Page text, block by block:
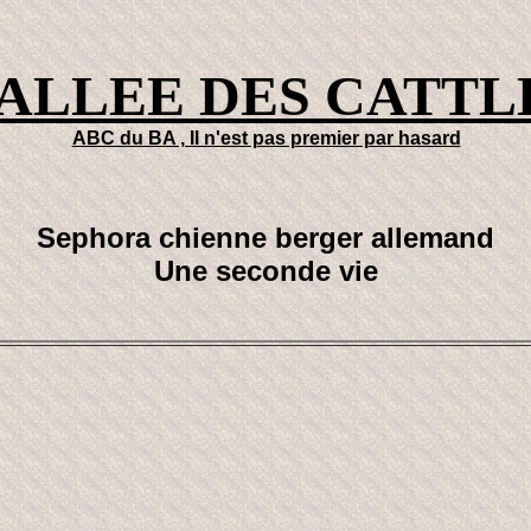
DES
ABC du BA , Il n'est pas premier par hasard
Sephora chienne berger allemand
Une seconde vie